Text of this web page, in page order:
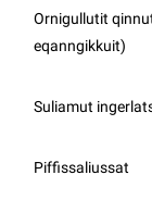
Ornigullutit
eqanngikkuit)
Suliamut
Piffissaliussat